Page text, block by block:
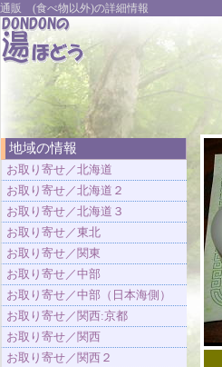
通販 (食べ物以外)の詳細情報
地域の情報
お取り寄せ／北海道
お取り寄せ／北海道２
お取り寄せ／北海道３
お取り寄せ／東北
お取り寄せ／関東
お取り寄せ／中部
お取り寄せ／中部（日本海側）
お取り寄せ／関西:京都
お取り寄せ／関西
お取り寄せ／関西２